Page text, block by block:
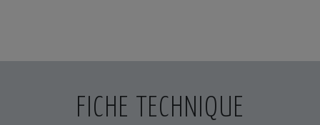
FICHE TECHNIQUE